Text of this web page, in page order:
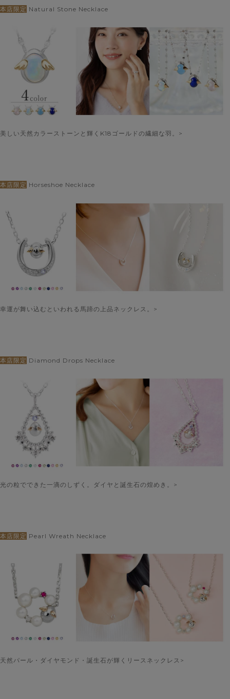
本店限定 Natural Stone Necklace
美しい天然カラーストーンと輝くK18ゴールドの繊細な羽。>
本店限定 Horseshoe Necklace
幸運が舞い込むといわれる馬蹄の上品ネックレス。>
本店限定 Diamond Drops Necklace
光の粒でできた一滴のしずく。ダイヤと誕生石の煌めき。>
本店限定 Pearl Wreath Necklace
天然パール・ダイヤモンド・誕生石が輝くリースネックレス>